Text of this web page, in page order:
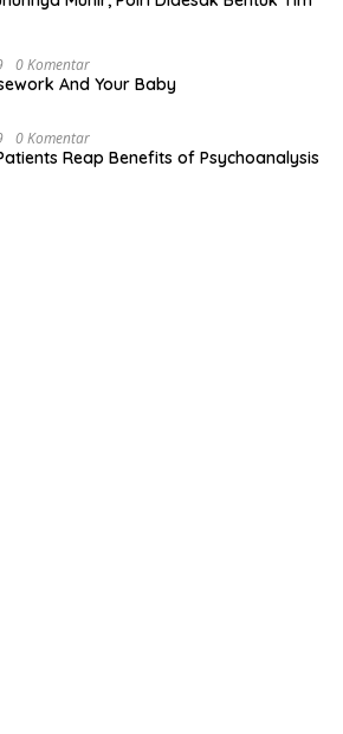
0 Komentar
And Your Baby
0 Komentar
Reap Benefits of Psychoanalysis